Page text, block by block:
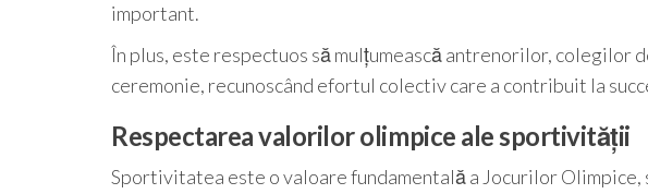
important.
În plus, este respectuos să mulțumească antrenorilor, colegilor
ceremonie, recunoscând efortul colectiv care a contribuit la
Respectarea valorilor olimpice ale sportivității
Sportivitatea este o valoare fundamentală a Jocurilor